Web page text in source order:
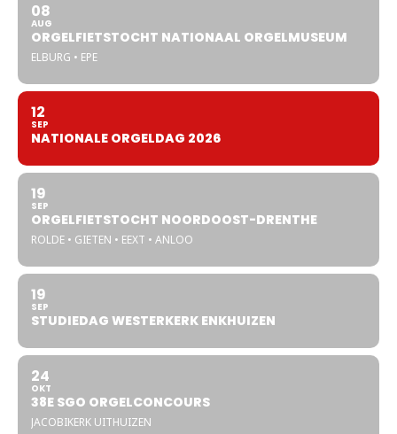
08
AUG
ORGELFIETSTOCHT NATIONAAL ORGELMUSEUM
ELBURG • EPE
12
SEP
NATIONALE ORGELDAG 2026
19
SEP
ORGELFIETSTOCHT NOORDOOST-DRENTHE
ROLDE • GIETEN • EEXT • ANLOO
19
SEP
STUDIEDAG WESTERKERK ENKHUIZEN
24
OKT
38E SGO ORGELCONCOURS
JACOBIKERK UITHUIZEN